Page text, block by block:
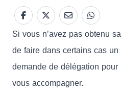
Si vous n’avez pas obtenu
de faire dans certains cas un
demande de délégation
vous accompagner.